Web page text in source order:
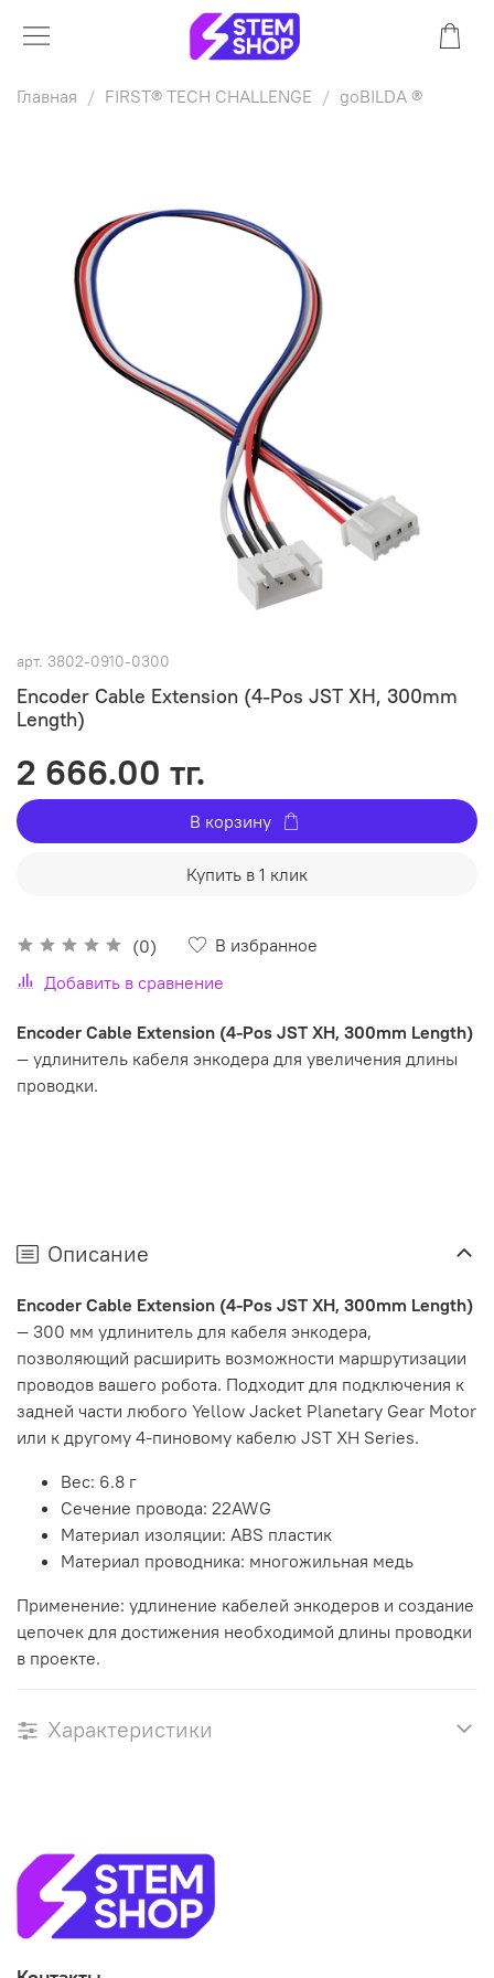
Главная FIRST® TECH CHALLENGE goBILDA ®
арт. 3802-0910-0300
Encoder Cable Extension (4-Pos JST XH, 300mm
Length)
(0)
В избранное
Добавить в сравнение
2 666.00 тг.
В корзину
Купить в 1 клик
Encoder Cable Extension (4-Pos JST XH, 300mm Length)
— удлинитель кабеля энкодера для увеличения длины
проводки.
Описание
Encoder Cable Extension (4-Pos JST XH, 300mm Length)
— 300 мм удлинитель для кабеля энкодера,
позволяющий расширить возможности маршрутизации
проводов вашего робота. Подходит для подключения к
задней части любого Yellow Jacket Planetary Gear Motor
или к другому 4-пиновому кабелю JST XH Series.
Вес: 6.8 г
Сечение провода: 22AWG
Материал изоляции: ABS пластик
Материал проводника: многожильная медь
Применение: удлинение кабелей энкодеров и создание
цепочек для достижения необходимой длины проводки
в проекте.
Характеристики